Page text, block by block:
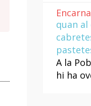
quan al
A la
hi ha